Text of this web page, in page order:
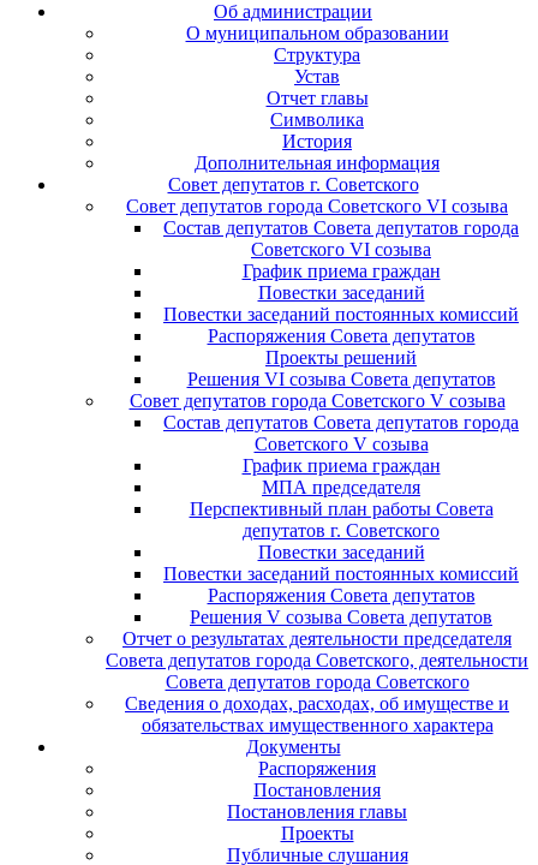
Об администрации
О муниципальном образовании
Структура
Устав
Отчет главы
Символика
История
Дополнительная информация
Совет депутатов г. Советского
Совет депутатов города Советского VI созыва
Состав депутатов Совета депутатов города
Советского VI созыва
График приема граждан
Повестки заседаний
Повестки заседаний постоянных комиссий
Распоряжения Совета депутатов
Проекты решений
Решения VI созыва Совета депутатов
Совет депутатов города Советского V созыва
Состав депутатов Совета депутатов города
Советского V созыва
График приема граждан
МПА председателя
Перспективный план работы Совета
депутатов г. Советского
Повестки заседаний
Повестки заседаний постоянных комиссий
Распоряжения Совета депутатов
Решения V созыва Совета депутатов
Отчет о результатах деятельности председателя
Совета депутатов города Советского, деятельности
Совета депутатов города Советского
Сведения о доходах, расходах, об имуществе и
обязательствах имущественного характера
Документы
Распоряжения
Постановления
Постановления главы
Проекты
Публичные слушания